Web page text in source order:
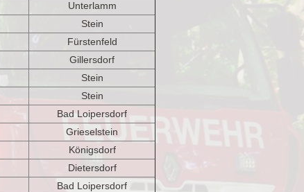
Unterlamm
Stein
Fürstenfeld
Gillersdorf
Stein
Stein
Bad Loipersdorf
Grieselstein
Königsdorf
Dietersdorf
Bad Loipersdorf